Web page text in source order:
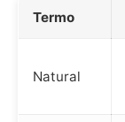
Termo
Natural